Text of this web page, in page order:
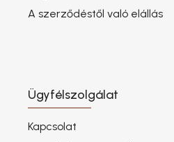
A szerződéstől való elállás
Ügyfélszolgálat
Kapcsolat